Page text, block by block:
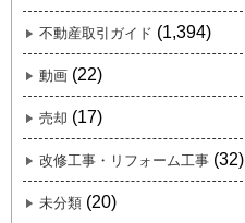
不動産取引ガイド (1,394)
動画 (22)
売却 (17)
改修工事・リフォーム工事 (32)
未分類 (20)